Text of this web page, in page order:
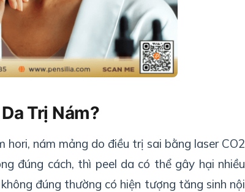
Trị Nám?
hori, nám mảng do điều trị sai bằng laser CO2
đúng cách, thì peel da có thể gây hại nhiều
đúng thường có hiện tượng tăng sinh nội